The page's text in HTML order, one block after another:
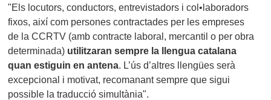
"Els locutors, conductors, entrevistadors i col•laboradors
fixos, així com persones contractades per les empreses
de la CCRTV (amb contracte laboral, mercantil o per obra
determinada) utilitzaran sempre la llengua catalana
quan estiguin en antena. L’ús d’altres llengües serà
excepcional i motivat, recomanant sempre que sigui
possible la traducció simultània".